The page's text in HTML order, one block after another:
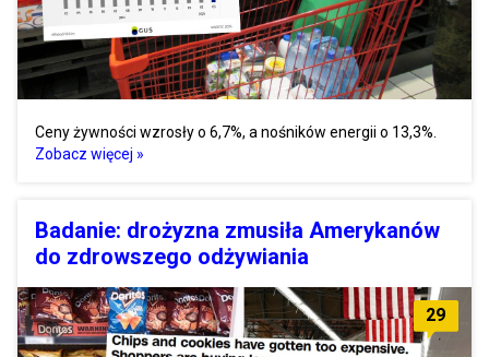
Ceny żywności wzrosły o 6,7%, a nośników energii o 13,3%.
Zobacz więcej »
Badanie: drożyzna zmusiła Amerykanów
do zdrowszego odżywiania
29